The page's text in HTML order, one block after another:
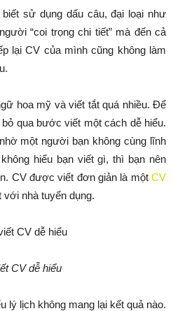
sử dụng dấu câu, đại loại như
“coi trọng chi tiết” mà đến cả
lại CV của mình cũng không làm
hoa mỹ và viết tắt quá nhiều. Để
qua bước viết một cách dễ hiểu.
một người bạn không cùng lĩnh
hiểu bạn viết gì, thì bạn nên
CV được viết đơn giản là một CV
nhà tuyển dụng.
CV dễ hiểu
lý lịch không mang lại kết quả nào.